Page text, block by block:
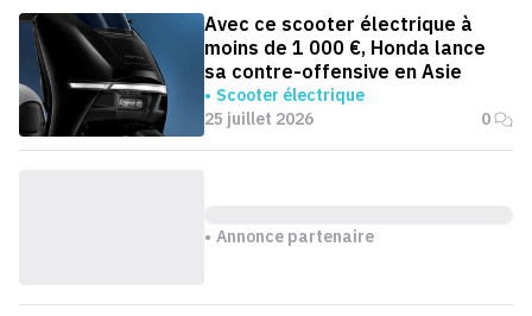
Avec ce scooter électrique à
moins de 1 000 €, Honda lance
sa contre-offensive en Asie
Scooter électrique
25 juillet 2026
0
Annonce partenaire